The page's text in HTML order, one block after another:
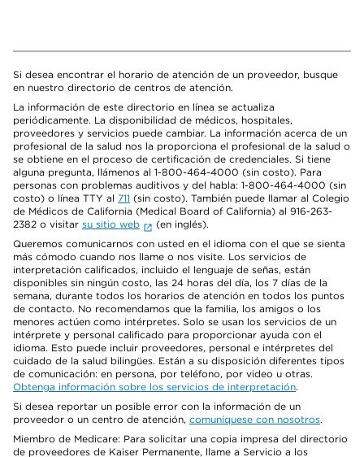
Si desea encontrar el horario de atención de un proveedor, busque
en nuestro directorio de centros de atención.
La información de este directorio en línea se actualiza
periódicamente. La disponibilidad de médicos, hospitales,
proveedores y servicios puede cambiar. La información acerca de un
profesional de la salud nos la proporciona el profesional de la salud o
se obtiene en el proceso de certificación de credenciales. Si tiene
alguna pregunta, llámenos al 1-800-464-4000 (sin costo). Para
personas con problemas auditivos y del habla: 1-800-464-4000 (sin
costo) o línea TTY al 711 (sin costo). También puede llamar al Colegio
de Médicos de California (Medical Board of California) al 916-263-
2382 o visitar su sitio web
(en inglés).
Queremos comunicarnos con usted en el idioma con el que se sienta
más cómodo cuando nos llame o nos visite. Los servicios de
interpretación calificados, incluido el lenguaje de señas, están
disponibles sin ningún costo, las 24 horas del día, los 7 días de la
semana, durante todos los horarios de atención en todos los puntos
de contacto. No recomendamos que la familia, los amigos o los
menores actúen como intérpretes. Solo se usan los servicios de un
intérprete y personal calificado para proporcionar ayuda con el
idioma. Esto puede incluir proveedores, personal e intérpretes del
cuidado de la salud bilingües. Están a su disposición diferentes tipos
de comunicación: en persona, por teléfono, por video u otras.
Obtenga información sobre los servicios de interpretación.
Si desea reportar un posible error con la información de un
proveedor o un centro de atención, comuníquese con nosotros.
Miembro de Medicare: Para solicitar una copia impresa del directorio
de proveedores de Kaiser Permanente, llame a Servicio a los